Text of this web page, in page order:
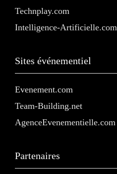
Technplay.com
Intelligence-Artificielle.com
Sites événementiel
Evenement.com
Team-Building.net
AgenceEvenementielle.com
Partenaires